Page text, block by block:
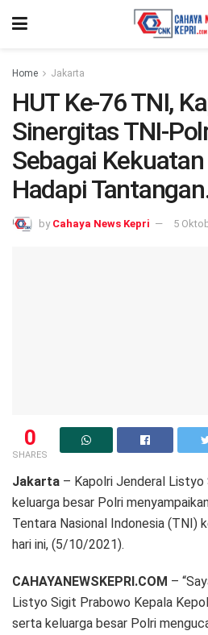
Home Jakarta
HUT Ke-76 TNI,
Sinergitas TNI-
Sebagai
Hadapi
by Cahaya News Kepri 5
0
SHARES
Jakarta – Kapolri Jenderal
keluarga besar Polri
Tentara Nasional Indonesia (TNI)
hari ini, (5/10/2021).
CAHAYANEWSKEPRI.COM –
Listyo Sigit Prabowo Kepala
serta keluarga besar Polri